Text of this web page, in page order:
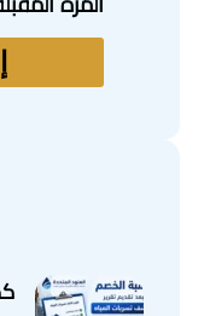
المرة